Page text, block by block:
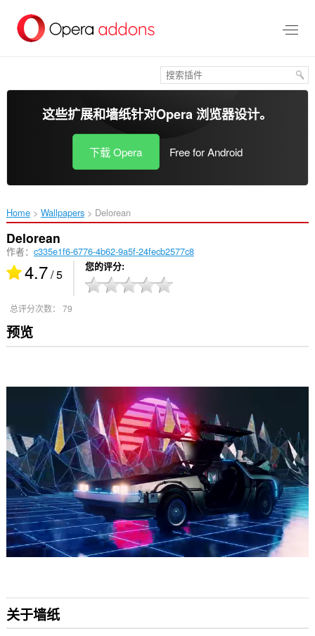
这些扩展和墙纸针对Opera 浏览器设计。
下载 Opera Free for Android
Home Wallpapers Delorean‎
Delorean
作者： c335e1f6-6776-4b62-9a5f-24fecb2577c8
4.7/ 5 您的评分
总评分次数： 79
预览
关于墙纸